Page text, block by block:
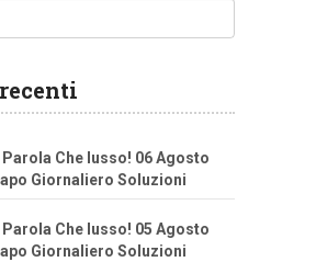
Che lusso! 06 Agosto
Giornaliero Soluzioni
Che lusso! 05 Agosto
Giornaliero Soluzioni